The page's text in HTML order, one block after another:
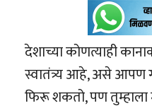
देशाच्या कोणत्याही
स्वातंत्र्य आहे, असे आपण
फिरू शकतो, पण